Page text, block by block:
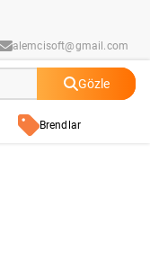
alemcisoft@gmail.com
Gözle
Brendlar